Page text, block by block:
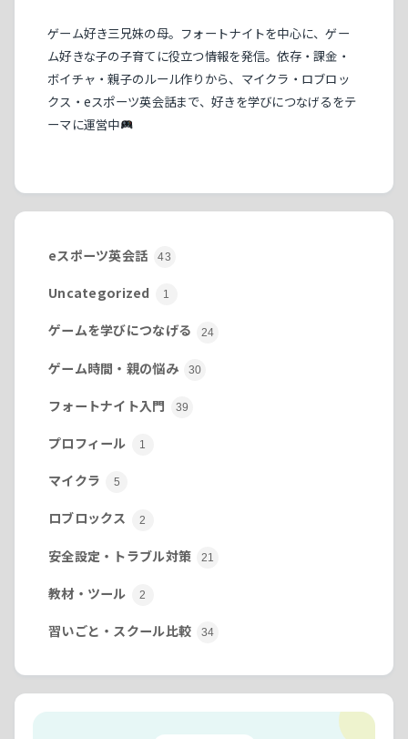
ゲーム好き三兄妹の母。フォートナイトを中心に、ゲー
ム好きな子の子育てに役立つ情報を発信。依存・課金・
ボイチャ・親子のルール作りから、マイクラ・ロブロッ
クス・eスポーツ英会話まで、好きを学びにつなげるをテ
ーマに運営中
eスポーツ英会話 43
Uncategorized 1
ゲームを学びにつなげる 24
ゲーム時間・親の悩み 30
フォートナイト入門 39
プロフィール 1
マイクラ 5
ロブロックス 2
安全設定・トラブル対策 21
教材・ツール 2
習いごと・スクール比較 34